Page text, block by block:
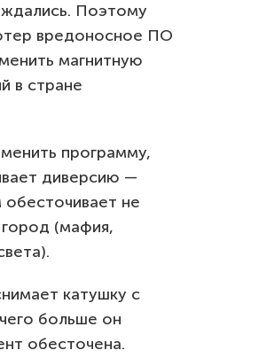
Поэтому
вредоносное ПО
магнитную
в стране
программу,
диверсию —
не
город (мафия,
катушку с
больше он
обесточена.